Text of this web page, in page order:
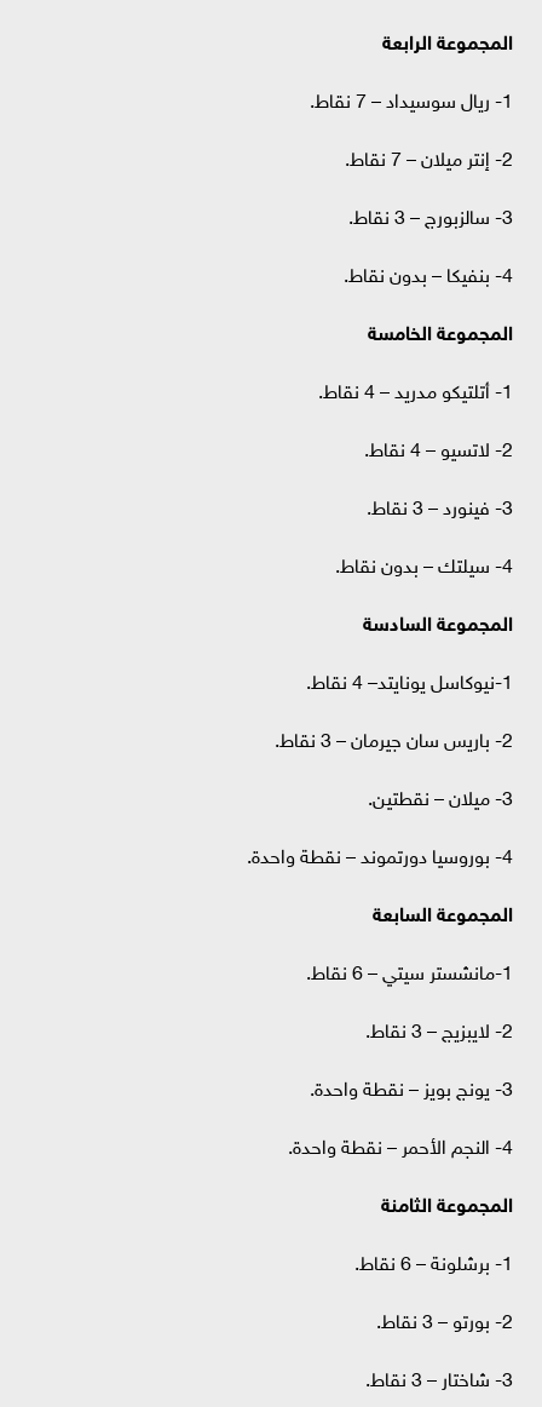
المجموعة الرابعة
1- ريال سوسيداد – 7 نقاط.
2- إنتر ميلان – 7 نقاط.
3- سالزبورج – 3 نقاط.
4- بنفيكا – بدون نقاط.
المجموعة الخامسة
1- أتلتيكو مدريد – 4 نقاط.
2- لاتسيو – 4 نقاط.
3- فينورد – 3 نقاط.
4- سيلتك – بدون نقاط.
المجموعة السادسة
1-نيوكاسل يونايتد– 4 نقاط.
2- باريس سان جيرمان – 3 نقاط.
3- ميلان – نقطتين.
4- بوروسيا دورتموند – نقطة واحدة.
المجموعة السابعة
1-مانشستر سيتي – 6 نقاط.
2- لايبزيج – 3 نقاط.
3- يونج بويز – نقطة واحدة.
4- النجم الأحمر – نقطة واحدة.
المجموعة الثامنة
1- برشلونة – 6 نقاط.
2- بورتو – 3 نقاط.
3- شاختار – 3 نقاط.